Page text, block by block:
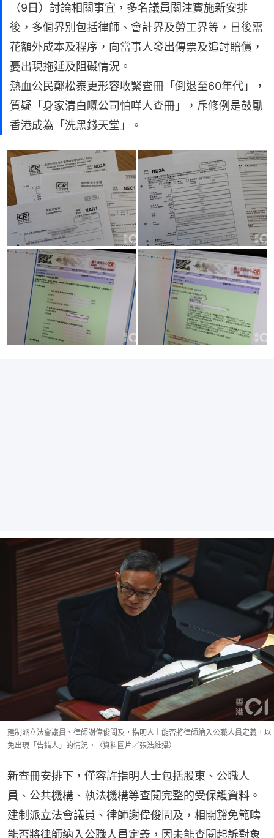
（9日）討論相關事宜，多名議員關注實施新安排
後，多個界別包括律師、會計界及勞工界等，日後需
花額外成本及程序，向當事人發出傳票及追討賠償，
憂出現拖延及阻礙情況。
熱血公民鄭松泰更形容收緊查冊「倒退至60年代」，
質疑「身家清白嘅公司怕咩人查冊」，斥修例是鼓勵
香港成為「洗黑錢天堂」。
建制派立法會議員、律師謝偉俊問及，指明人士能否將律師納入公職人員定義，以
免出現「告錯人」的情況。（資料圖片／張浩維攝）
新查冊安排下，僅容許指明人士包括股東、公職人
員、公共機構、執法機構等查閱完整的受保護資料。
建制派立法會議員、律師謝偉俊問及，相關豁免範疇
能否將律師納入公職人員定義，因未能查閱起訴對象